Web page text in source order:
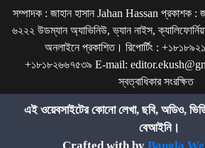
সম্পাদক : জাহান হাসান Jahan Hassan প্রকাশক :
৬২২২ উডম্যান অ্যাভিনিউ, ভ্যান নাইস,
অনলাইনে প্রকাশিত। রিপোর্টিং :
+১৮১৮২৬৬৭৫৩৯ E-mail:
স্বত্বাধিকার সংরক্ষিত
এই ওয়েবসাইটের কোনো লেখা, ছবি, অডিও,
বেআইনি।